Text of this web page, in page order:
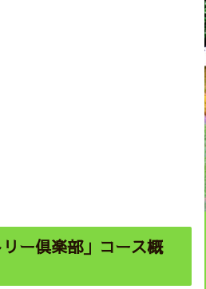
リー倶楽部」コース概